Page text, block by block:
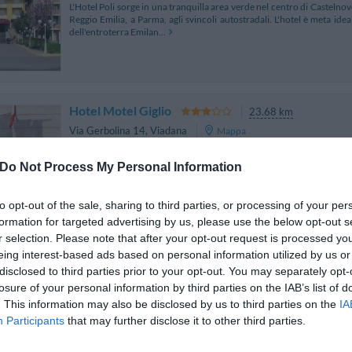
Do Not Process My Personal Information
opt-out of the sale, sharing to third parties, or processing of your
for targeted advertising by us, please use the below opt-out
selection. Please note that after your opt-out request is processed
interest-based ads based on personal information utilized by us
to third parties prior to your opt-out. You may separately
of your personal information by third parties on the IAB’s list of
This information may also be disclosed by us to third parties on the
Participants that may further disclose it to other third parties.
L'Hotel Poli sorge in una tranquilla area verde nel centro di
Reggio Emilia, a Parma, agli svincoli autostradali. L'hotel è meta
dell'entroterra Emilan...
Hotel Motel Giglio
23.68 km
Via Gerbolina 14, Viadana
Mappa
Hotel Motel Giglio è una nuova e moderna struttura in puro
fuori dal centro di Viadana, ma in posizione strategica rispetto a
Hotel Corte Business
23.59 km
Via Buozzi 17,Cavriago
Mappa
L’Hotel Corte Business è un nuovissimo albergo di Cavriago
Tegge, a breve distanza dalle uscite autostradali Campegine - Terre
dei migliori comfort, rappresenta...